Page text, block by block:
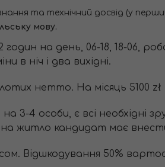
та технічний досвід (у
мову.
годин на день, 06-18, 18-06,
в ніч і два вихідні.
нетто. На місяць 5100
на 3-4 особи, є всі необхідні
на житло кандидат має
Відшкодування 50%